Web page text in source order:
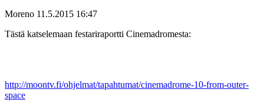
Moreno 11.5.2015 16:47
Tästä katselemaan festariraportti Cinemadromesta:
http://moontv.fi/ohjelmat/tapahtumat/cinemadrome-10-from-outer-
space